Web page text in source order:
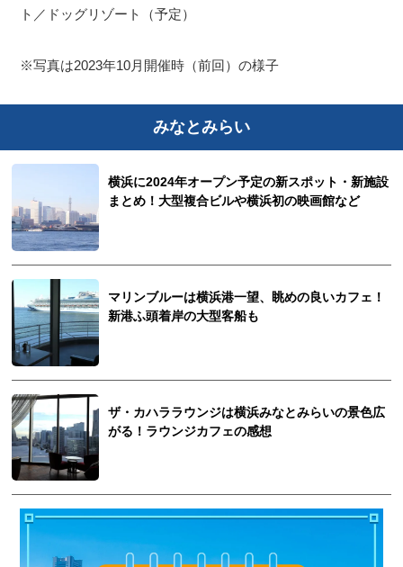
ト／ドッグリゾート（予定）
※写真は2023年10月開催時（前回）の様子
みなとみらい
横浜に2024年オープン予定の新スポット・新施設
まとめ！大型複合ビルや横浜初の映画館など
マリンブルーは横浜港一望、眺めの良いカフェ！
新港ふ頭着岸の大型客船も
ザ・カハララウンジは横浜みなとみらいの景色広
がる！ラウンジカフェの感想